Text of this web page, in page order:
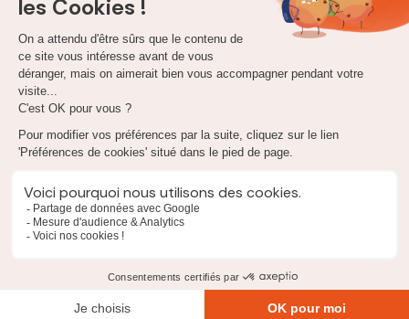
Unindépendant souhaitant se couvrir en prévoyanceaura intérêt
à faire un point précis sur ses besoins. Peut-être voudra-t-il
aussi se prémunir contre le risque de décès ? D’invalidité ? De
dépendance ? Tout dépendra de ses situations personnelle et
professionnelle.
L’indépendant pourra donc se couvrir contre ce risque
spécifiqueet percevoir des indemnités journalières (en général
forfaitaires) satisfaisantes en cas d’incapacité de travail. Sur ce
reçues :
Aux différents niveaux d’indemnités proposés,
Au coût de la couverture (la prime dépend entre autres
Aux franchises,
À la durée maximale de versement,